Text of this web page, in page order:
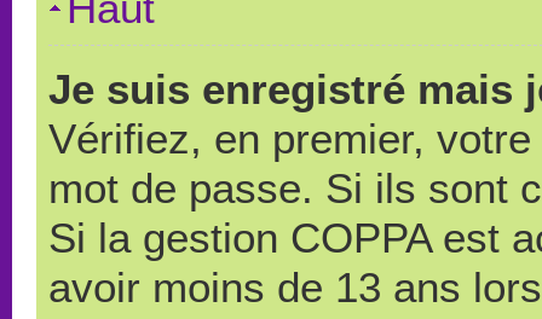
Je suis enregistré mais
Vérifiez, en premier,
mot de passe. Si ils sont
Si la gestion COPPA est
avoir moins de 13 ans